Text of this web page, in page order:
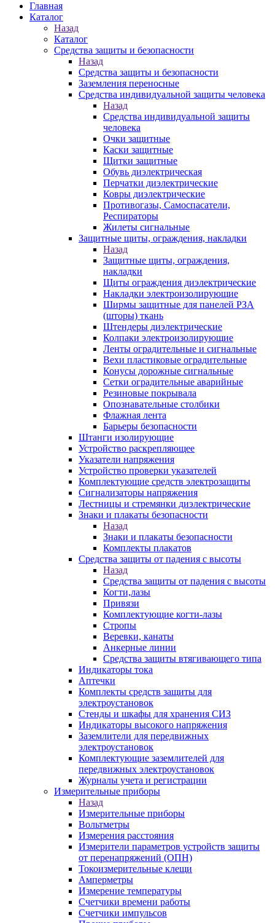
Главная
Каталог
Назад
Каталог
Средства защиты и безопасности
Назад
Средства защиты и безопасности
Заземления переносные
Средства индивидуальной защиты человека
Назад
Средства индивидуальной защиты
человека
Очки защитные
Каски защитные
Щитки защитные
Обувь диэлектрическая
Перчатки диэлектрические
Ковры диэлектрические
Противогазы, Самоспасатели,
Респираторы
Жилеты сигнальные
Защитные щиты, ограждения, накладки
Назад
Защитные щиты, ограждения,
накладки
Щиты ограждения диэлектрические
Накладки электроизолирующие
Ширмы защитные для панелей РЗА
(шторы) ткань
Штендеры диэлектрические
Колпаки электроизолирующие
Ленты оградительные и сигнальные
Вехи пластиковые оградительные
Конусы дорожные сигнальные
Сетки оградительные аварийные
Резиновые покрывала
Опознавательные столбики
Флажная лента
Барьеры безопасности
Штанги изолирующие
Устройство раскрепляющее
Указатели напряжения
Устройство проверки указателей
Комплектующие средств электрозащиты
Сигнализаторы напряжения
Лестницы и стремянки диэлектрические
Знаки и плакаты безопасности
Назад
Знаки и плакаты безопасности
Комплекты плакатов
Средства защиты от падения с высоты
Назад
Средства защиты от падения с высоты
Когти,лазы
Привязи
Комплектующие когти-лазы
Стропы
Веревки, канаты
Анкерные линии
Средства защиты втягивающего типа
Индикаторы тока
Аптечки
Комплекты средств защиты для
электроустановок
Стенды и шкафы для хранения СИЗ
Индикаторы высокого напряжения
Заземлители для передвижных
электроустановок
Комплектующие заземлителей для
передвижных электроустановок
Журналы учета и регистрации
Измерительные приборы
Назад
Измерительные приборы
Вольтметры
Измерения расстояния
Измерители параметров устройств защиты
от перенапряжений (ОПН)
Токоизмерительные клещи
Амперметры
Измерение температуры
Счетчики времени работы
Счетчики импульсов